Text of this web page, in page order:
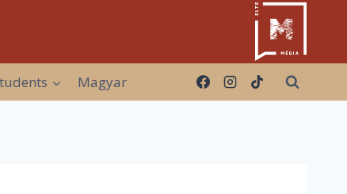
Magyar